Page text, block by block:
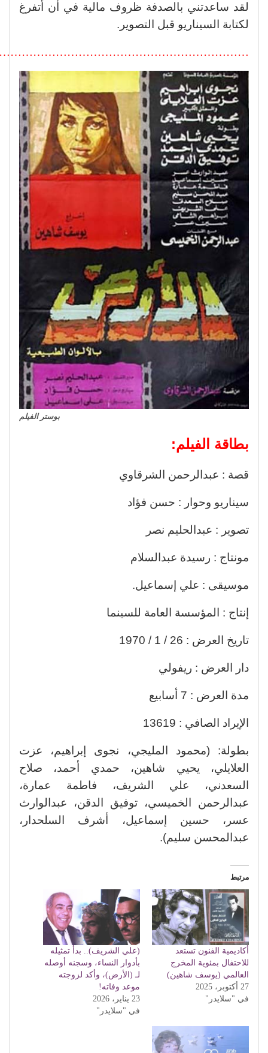
لقد ساعدتني بالصدفة ظروف مالية في أن أتفرغ
لكتابة السيناريو قبل التصوير.
بوستر الفيلم
بطاقة الفيلم:
قصة : عبدالرحمن الشرقاوي
سيناريو وحوار : حسن فؤاد
تصوير : عبدالحليم نصر
مونتاج : رسيدة عبدالسلام
موسيقى : علي إسماعيل.
إنتاج : المؤسسة العامة للسينما
تاريخ العرض : 26 / 1 / 1970
دار العرض : ريفولي
مدة العرض : 7 أسابيع
الإيراد الصافي : 13619
بطولة: (محمود المليجي، نجوى إبراهيم، عزت
العلايلي، يحيي شاهين، حمدي أحمد، صلاح
السعدني، علي الشريف، فاطمة عمارة،
عبدالرحمن الخميسي، توفيق الدقن، عبدالوارث
عسر، حسين إسماعيل، أشرف السلحدار،
عبدالمحسن سليم).
مرتبط
أكاديمية الفنون تستعد
للاحتفال بمئوية المخرج
العالمي (يوسف شاهين)
27 أكتوبر، 2025
في "سلايدر"
(علي الشريف).. بدأ تمثيله
بأدوار النساء، وسجنه أوصله
لـ (الأرض)، وأكد لزوجته
موعد وفاته!
23 يناير، 2026
في "سلايدر"